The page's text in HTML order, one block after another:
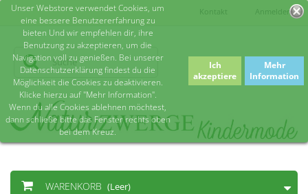
Anmelden
Kontakt
WARENKORB (Leer)
Unser Webstore verwendet Cookies, um
eine bessere Benutzererfahrung zu
bieten Und wir empfehlen dir, ihre
Benutzung zu akzeptieren, um die
Navigation voll zu genießen. Bei unserer
Datenschutzerklärung findest du die
Möglichkeit die Cookies zu deaktivieren.
Klicke hierzu auf "Mehr Information".
Wenn du alle Cookies ablehnen möchtest,
dann schließe bitte das Fenster rechts oben
bei dem Kreuz.
Ich
akzeptiere
Mehr
Information